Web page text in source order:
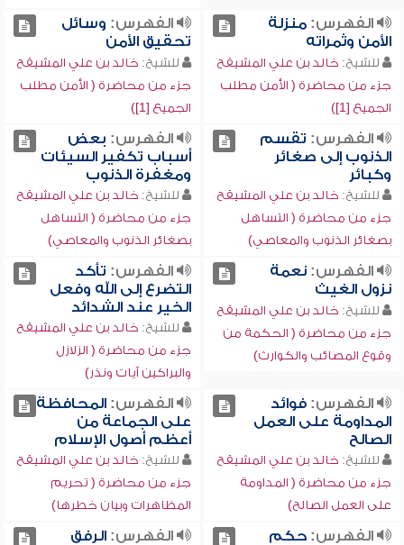
الفهرس:منزلة
الأمن وثمراته
للشيخ: خالد بن علي المشيقح
جزء من محاضرة ( الأمن مطلب
الجميع [1])
الفهرس: وسائل
تحقيق الأمن
للشيخ: خالد بن علي المشيقح
جزء من محاضرة ( الأمن مطلب
الجميع [1])
الفهرس: تقسم
الذنوب إلى صغائر
وكبائر
للشيخ: خالد بن علي المشيقح
جزء من محاضرة ( التساهل
بصغائر الذنوب والمعاصي)
الفهرس: بعض
أسباب تكفير السيئات
ومغفرة الذنوب
للشيخ: خالد بن علي المشيقح
جزء من محاضرة ( التساهل
بصغائر الذنوب والمعاصي)
الفهرس:نعمة
نزول الغيث
للشيخ: خالد بن علي المشيقح
جزء من محاضرة ( الحكمة من
وقوع المصائب والكوارث)
الفهرس: تأكد
التضرع إلى الله وفعل
الخير عند الشدائد
للشيخ: خالد بن علي المشيقح
جزء من محاضرة ( الزلازل
والبراكين آيات ونذر)
الفهرس:فوائد
المداومة على العمل
الصالح
للشيخ: خالد بن علي المشيقح
جزء من محاضرة ( المداومة
على العمل الصالح)
الفهرس:المحافظة
على الجماعة من
أعظم أصول الإسلام
للشيخ: خالد بن علي المشيقح
جزء من محاضرة ( تحريم
المظاهرات وبيان خطرها)
الفهرس:حكم
الفهرس:الرفق